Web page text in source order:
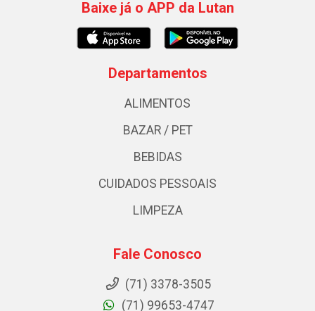
Baixe já o APP da Lutan
Departamentos
ALIMENTOS
BAZAR / PET
BEBIDAS
CUIDADOS PESSOAIS
LIMPEZA
Fale Conosco
(71) 3378-3505
(71) 99653-4747